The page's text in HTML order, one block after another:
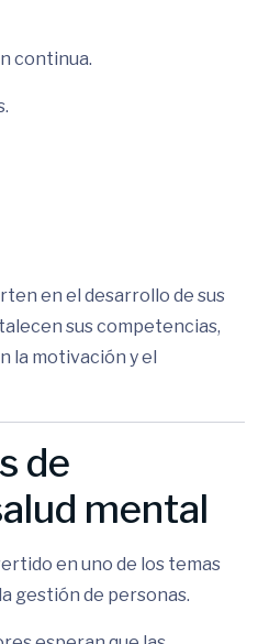
continua.
en el desarrollo de sus
sus competencias,
la motivación y el
de
mental
en uno de los temas
gestión de personas.